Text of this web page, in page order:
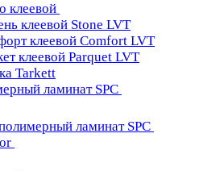
клеевой
клеевой Stone LVT
клеевой Comfort LVT
клеевой Parquet LVT
Tarkett
ламинат SPC
ламинат SPC